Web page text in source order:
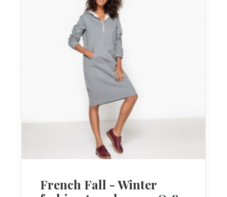
French Fall - Winter